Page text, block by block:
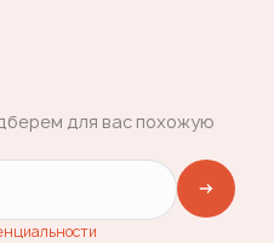
для вас похожую